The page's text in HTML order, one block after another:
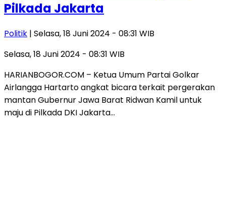
Pilkada Jakarta
Politik | Selasa, 18 Juni 2024 - 08:31 WIB
Selasa, 18 Juni 2024 - 08:31 WIB
HARIANBOGOR.COM – Ketua Umum Partai Golkar
Airlangga Hartarto angkat bicara terkait pergerakan
mantan Gubernur Jawa Barat Ridwan Kamil untuk
maju di Pilkada DKI Jakarta…